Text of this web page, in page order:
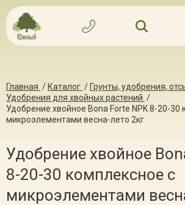
Главная / Каталог / Грунты, удобрения,
Удобрения для хвойных растений /
Удобрение хвойное Bona Forte NPK 8-20-30
микроэлементами весна-лето 2кг
Удобрение хвойное
8-20-30 комплексное с
микроэлементами